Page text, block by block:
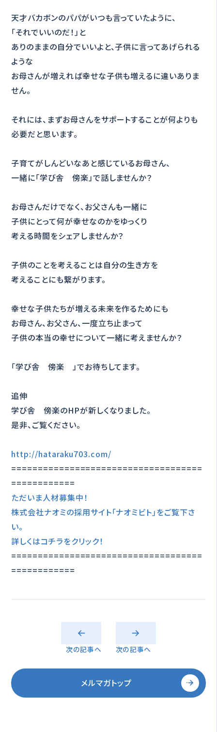
天才バカボンのパパがいつも言っていたように、
「それでいいのだ！」と
ありのままの自分でいいよと、子供に言ってあげられる
ような
お母さんが増えれば幸せな子供も増えるに違いありま
せん。
それには、まずお母さんをサポートすることが何よりも
必要だと思います。
子育てがしんどいなあと感じているお母さん、
一緒に「学び舎 傍楽」で話しませんか？
お母さんだけでなく、お父さんも一緒に
子供にとって何が幸せなのかをゆっくり
考える時間をシェアしませんか？
子供のことを考えることは自分の生き方を
考えることにも繋がります。
幸せな子供たちが増える未来を作るためにも
お母さん、お父さん、一度立ち止まって
子供の本当の幸せについて一緒に考えませんか？
「学び舎 傍楽 」でお待ちしてます。
追伸
学び舎 傍楽のHPが新しくなりました。
是非、ご覧ください。
http://hataraku703.com/
====================================
============
ただいま人材募集中！
株式会社ナオミの採用サイト｢ナオミビト｣をご覧下さ
い。
詳しくはコチラをクリック！
====================================
============
次の記事へ 次の記事へ
メルマガトップ